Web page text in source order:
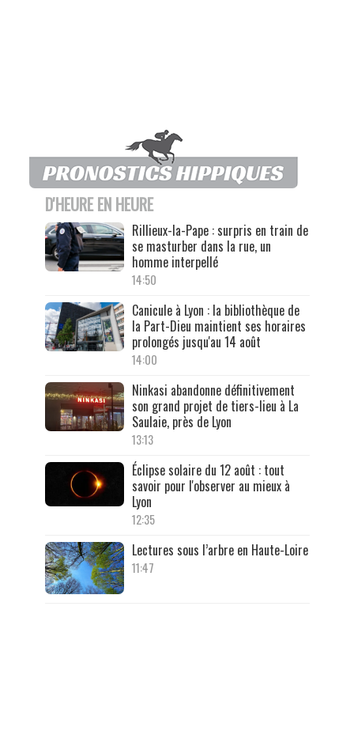
D'HEURE EN HEURE
Rillieux-la-Pape : surpris en train de
se masturber dans la rue, un
homme interpellé
14:50
Canicule à Lyon : la bibliothèque de
la Part-Dieu maintient ses horaires
prolongés jusqu'au 14 août
14:00
Ninkasi abandonne définitivement
son grand projet de tiers-lieu à La
Saulaie, près de Lyon
13:13
Éclipse solaire du 12 août : tout
savoir pour l'observer au mieux à
Lyon
12:35
Lectures sous l’arbre en Haute-Loire
11:47